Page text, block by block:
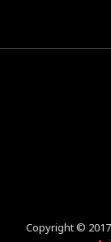
Copyright ©